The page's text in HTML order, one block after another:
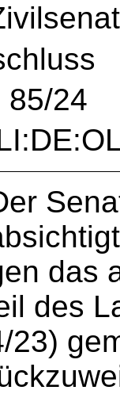
85/24
das
des
23)